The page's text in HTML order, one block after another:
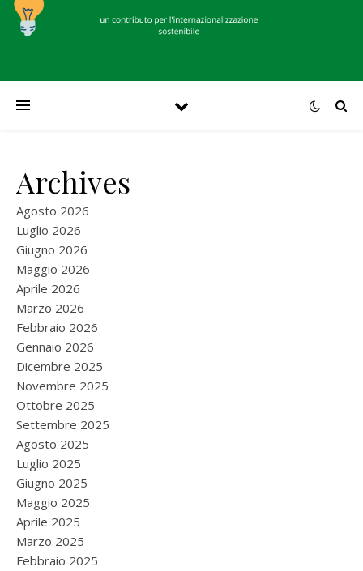
Archives
Agosto 2026
Luglio 2026
Giugno 2026
Maggio 2026
Aprile 2026
Marzo 2026
Febbraio 2026
Gennaio 2026
Dicembre 2025
Novembre 2025
Ottobre 2025
Settembre 2025
Agosto 2025
Luglio 2025
Giugno 2025
Maggio 2025
Aprile 2025
Marzo 2025
Febbraio 2025